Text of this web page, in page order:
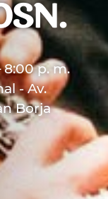
8:00 p. m.
- Av.
Borja